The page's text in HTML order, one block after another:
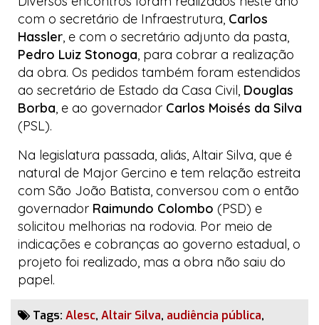
com o secretário de Infraestrutura, Carlos
Hassler, e com o secretário adjunto da pasta,
Pedro Luiz Stonoga, para cobrar a realização
da obra. Os pedidos também foram estendidos
ao secretário de Estado da Casa Civil, Douglas
Borba, e ao governador Carlos Moisés da Silva
(PSL).
Na legislatura passada, aliás, Altair Silva, que é
natural de Major Gercino e tem relação estreita
com São João Batista, conversou com o então
governador Raimundo Colombo (PSD) e
solicitou melhorias na rodovia. Por meio de
indicações e cobranças ao governo estadual, o
projeto foi realizado, mas a obra não saiu do
papel.
Tags: Alesc, Altair Silva, audiência pública,